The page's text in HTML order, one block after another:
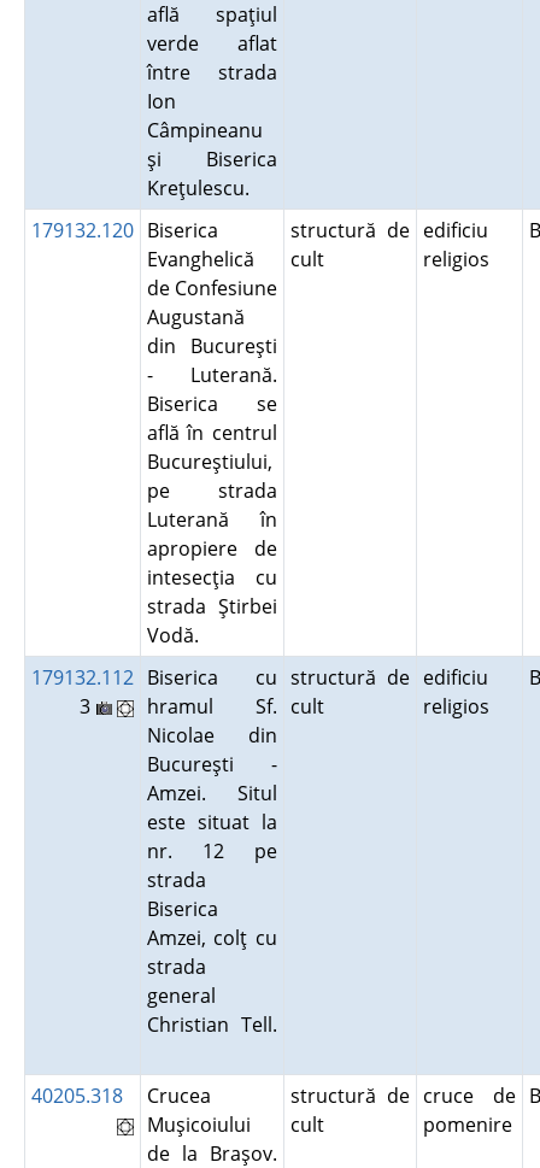
află spaţiul
verde aflat
între strada
Ion
Câmpineanu
şi Biserica
Kreţulescu.
179132.120 Biserica
Evanghelică
de Confesiune
Augustană
din Bucureşti
- Luterană.
Biserica se
află în centrul
Bucureştiului,
pe strada
Luterană în
apropiere de
intesecţia cu
strada Ştirbei
Vodă.
structură de
cult
edificiu
religios
179132.112
3
Biserica cu
hramul Sf.
Nicolae din
Bucureşti -
Amzei. Situl
este situat la
nr. 12 pe
strada
Biserica
Amzei, colţ cu
strada
general
Christian Tell.
structură de
cult
edificiu
religios
40205.318
Crucea
Muşicoiului
de la Braşov.
structură de
cult
cruce de
pomenire